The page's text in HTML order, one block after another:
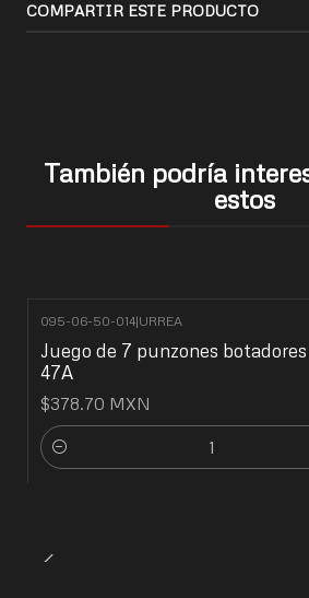
COMPARTIR ESTE PRODUCTO
También podría
estos
095-06-50-014|URREA
Juego de 7 punzones
47A
$378.70 MXN
Cantidad